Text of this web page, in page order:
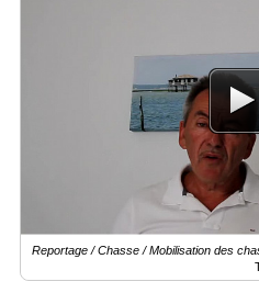
Reportage / Chasse / Mobilisation des